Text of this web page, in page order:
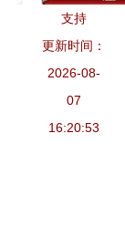
支持
HD5870华
硕显卡的计
算机软硬件
与游戏辅助
更新时间：
2026-08-
07
16:20:53